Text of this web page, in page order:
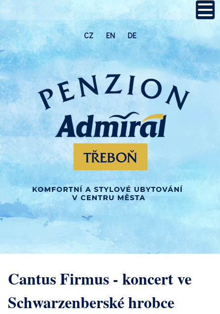
CZ EN DE
Cantus Firmus - koncert ve
Schwarzenberské hrobce